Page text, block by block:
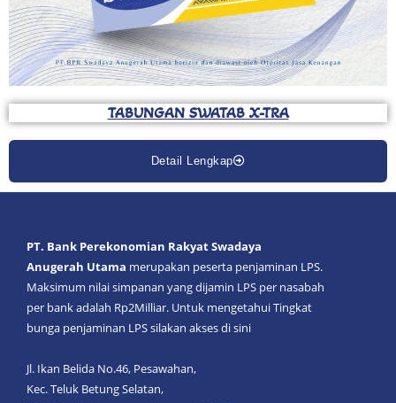
TABUNGAN SWATAB X-TRA
Detail Lengkap
PT. Bank Perekonomian Rakyat Swadaya
Anugerah Utama merupakan peserta penjaminan LPS.
Maksimum nilai simpanan yang dijamin LPS per nasabah
per bank adalah Rp2Milliar. Untuk mengetahui Tingkat
bunga penjaminan LPS silakan aksesdi sini
Jl. Ikan Belida No.46, Pesawahan,
Kec. Teluk Betung Selatan,